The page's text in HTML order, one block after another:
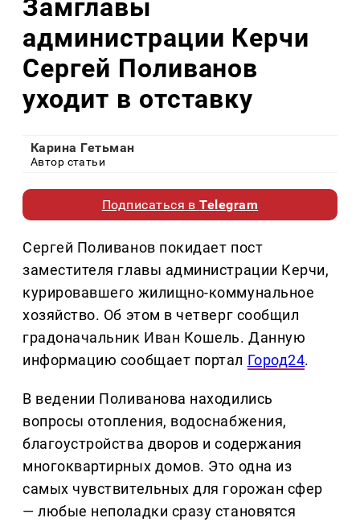
Замглавы
администрации Керчи
Сергей Поливанов
уходит в отставку
Карина Гетьман
Автор статьи
Подписаться вTelegram
Сергей Поливанов покидает пост
заместителя главы администрации Керчи,
курировавшего жилищно-коммунальное
хозяйство. Об этом в четверг сообщил
градоначальник Иван Кошель. Данную
информацию сообщает портал Город24.
В ведении Поливанова находились
вопросы отопления, водоснабжения,
благоустройства дворов и содержания
многоквартирных домов. Это одна из
самых чувствительных для горожан сфер
— любые неполадки сразу становятся